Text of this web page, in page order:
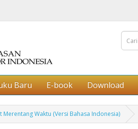
Baru E-book Download
Merentang Waktu (Versi Bahasa Indonesia)